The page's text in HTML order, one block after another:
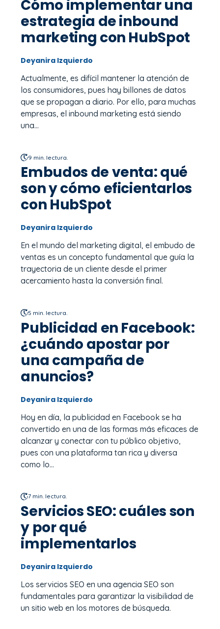
Cómo implementar una
estrategia de inbound
marketing con HubSpot
Deyanira Izquierdo
Actualmente, es difícil mantener la atención de
los consumidores, pues hay billones de datos
que se propagan a diario. Por ello, para muchas
empresas, el inbound marketing está siendo
una...
9 min. lectura.
Embudos de venta: qué
son y cómo eficientarlos
con HubSpot
Deyanira Izquierdo
En el mundo del marketing digital, el embudo de
ventas es un concepto fundamental que guía la
trayectoria de un cliente desde el primer
acercamiento hasta la conversión final.
5 min. lectura.
Publicidad en Facebook:
¿cuándo apostar por
una campaña de
anuncios?
Deyanira Izquierdo
Hoy en día, la publicidad en Facebook se ha
convertido en una de las formas más eficaces de
alcanzar y conectar con tu público objetivo,
pues con una plataforma tan rica y diversa
como lo...
7 min. lectura.
Servicios SEO: cuáles son
y por qué
implementarlos
Deyanira Izquierdo
Los servicios SEO en una agencia SEO son
fundamentales para garantizar la visibilidad de
un sitio web en los motores de búsqueda.